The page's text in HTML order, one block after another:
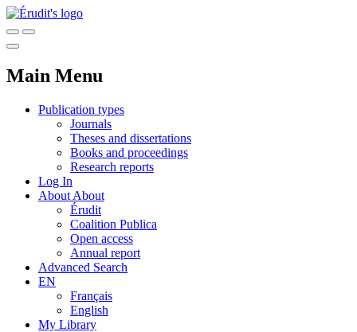
Main Menu
Publication types
Journals
Theses and dissertations
Books and proceedings
Research reports
Log In
About About
Érudit
Coalition Publica
Open access
Annual report
Advanced Search
EN
Français
English
My Library